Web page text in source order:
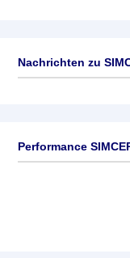
Nachrichten zu
Performance